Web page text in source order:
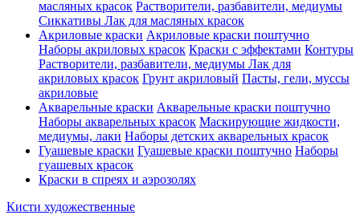
масляных красок Растворители, разбавители, медиумы
Сиккативы Лак для масляных красок
Акриловые краски Акриловые краски поштучно
Наборы акриловых красок Краски с эффектами Контуры
Растворители, разбавители, медиумы Лак для
акриловых красок Грунт акриловый Пасты, гели, муссы
акриловые
Акварельные краски Акварельные краски поштучно
Наборы акварельных красок Маскирующие жидкости,
медиумы, лаки Наборы детских акварельных красок
Гуашевые краски Гуашевые краски поштучно Наборы
гуашевых красок
Краски в спреях и аэрозолях
Кисти художественные